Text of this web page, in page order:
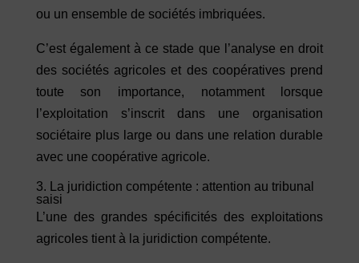
ou un ensemble de sociétés imbriquées.
C’est également à ce stade que l’analyse en droit
des sociétés agricoles et des coopératives prend
toute son importance, notamment lorsque
l’exploitation s’inscrit dans une organisation
sociétaire plus large ou dans une relation durable
avec une coopérative agricole.
3. La juridiction compétente : attention au tribunal
saisi
L’une des grandes spécificités des exploitations
agricoles tient à la juridiction compétente.